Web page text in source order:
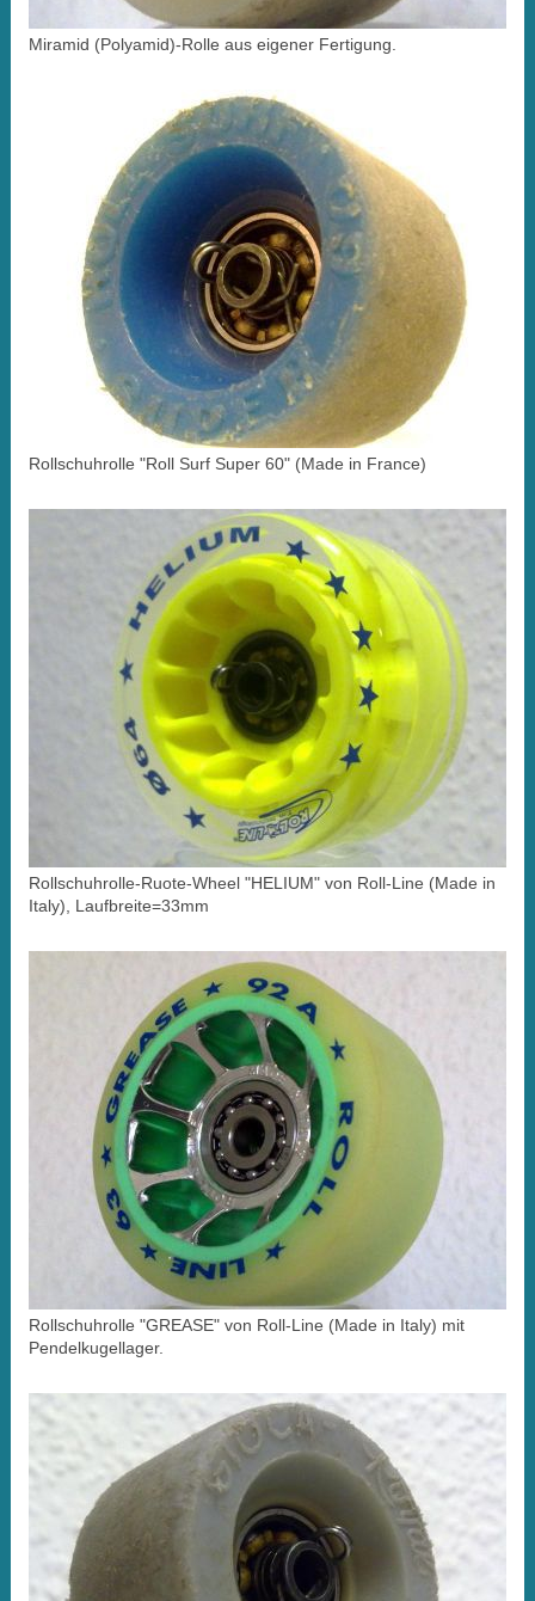
Miramid (Polyamid)-Rolle aus eigener Fertigung.
Rollschuhrolle "Roll Surf Super 60" (Made in France)
Rollschuhrolle-Ruote-Wheel "HELIUM" von Roll-Line (Made in
Italy), Laufbreite=33mm
Rollschuhrolle "GREASE" von Roll-Line (Made in Italy) mit
Pendelkugellager.